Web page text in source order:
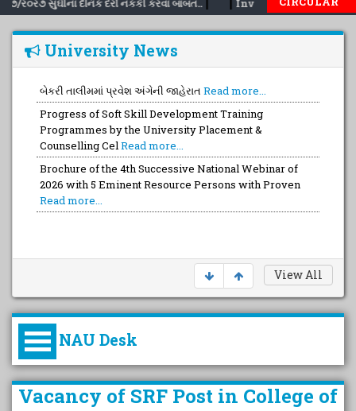
ર૦ર૭ સુઘીના દૈનિક દરો નકકી કરવા બાબત.. Inviting nomination
University News
બેકરી તાલીમમાં પ્રવેશ અંગેની જાહેરાત Read more...
Progress of Soft Skill Development Training
Programmes by the University Placement &
Counselling CelRead more...
Brochure of the 4th Successive National Webinar of
2026 with 5 Eminent Resource Persons with Proven
Read more...
View All
NAU Desk
કુલપતિની પરિવર્તનકારી પહેલનું
વિહંગાવલોકન (ઓક્ટોબર ૨૦૨૦-૨૦૨૫)
Vacancy of SRF Post in College of